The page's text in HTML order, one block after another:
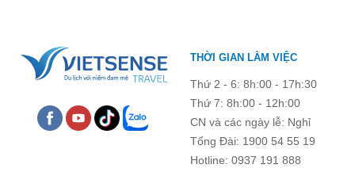
THỜI GIAN LÀM VIỆC
Thứ 2 - 6: 8h:00 - 17h:30
Thứ 7: 8h:00 - 12h:00
CN và các ngày lễ: Nghỉ
Tổng Đài: 1900 54 55 19
Hotline: 0937 191 888